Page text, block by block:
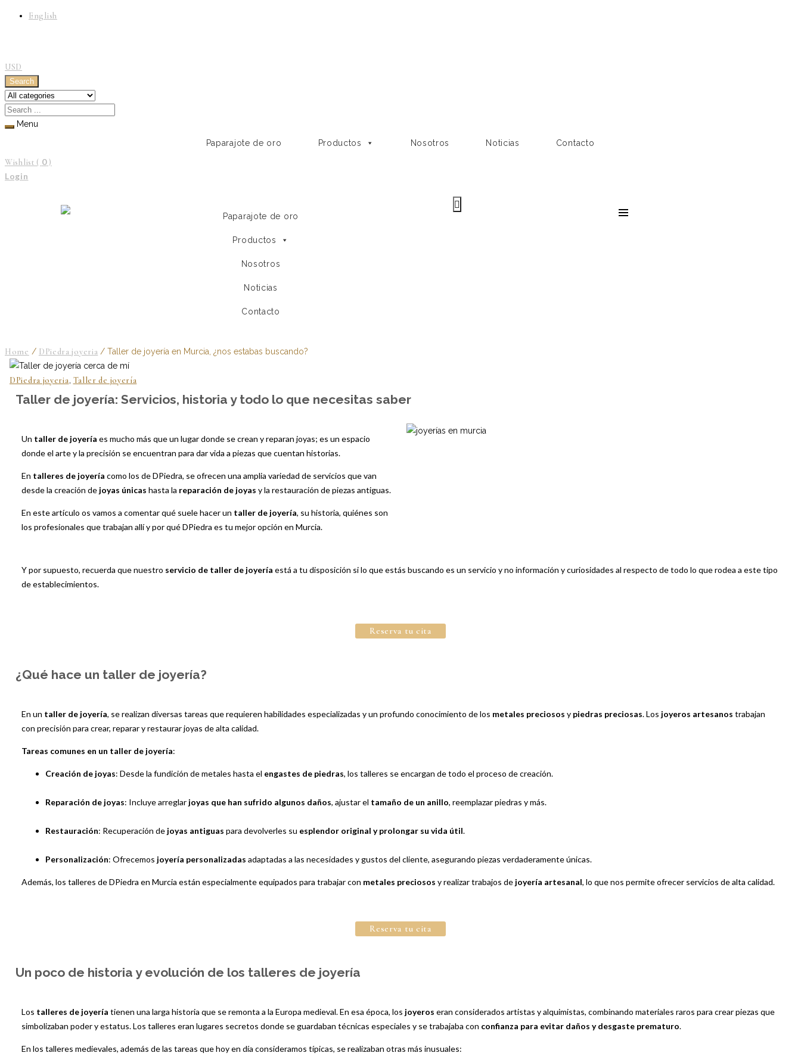
English
USD
Search
Menu
Paparajote de oro
Productos Nosotros Noticias Contacto
Wishlist ( 0)
Login
Paparajote de oro
Productos
Nosotros
Noticias
Contacto
Home / DPiedra joyeria / Taller de joyería en Murcia, ¿nos estabas buscando?
DPiedra joyeria Taller de joyería
Taller de joyería: Servicios, historia y todo lo que necesitas saber
Un taller de joyería es mucho más que un lugar donde se crean y reparan joyas; es un espacio
donde el arte y la precisión se encuentran para dar vida a piezas que cuentan historias.
En talleres de joyería como los de DPiedra, se ofrecen una amplia variedad de servicios que van
desde la creación de joyas únicas hasta la reparación de joyas y la restauración de piezas antiguas.
En este artículo os vamos a comentar qué suele hacer un taller de joyería, su historia, quiénes son
los profesionales que trabajan allí y por qué DPiedra es tu mejor opción en Murcia.
Y por supuesto, recuerda que nuestro servicio de taller de joyería está a tu disposición si lo que estás buscando es un servicio y no información y curiosidades al respecto de todo lo que rodea a este tipo
de establecimientos.
Reserva tu cita
¿Qué hace un taller de joyería?
En un taller de joyería, se realizan diversas tareas que requieren habilidades especializadas y un profundo conocimiento de los metales preciosos y piedras preciosas. Los joyeros artesanos trabajan
con precisión para crear, reparar y restaurar joyas de alta calidad.
Tareas comunes en un taller de joyería:
Creación de joyas: Desde la fundición de metales hasta el engastes de piedras, los talleres se encargan de todo el proceso de creación.
Reparación de joyas: Incluye arreglar joyas que han sufrido algunos daños, ajustar el tamaño de un anillo, reemplazar piedras y más.
Restauración: Recuperación de joyas antiguas para devolverles su esplendor original y prolongar su vida útil.
Personalización: Ofrecemos joyería personalizadas adaptadas a las necesidades y gustos del cliente, asegurando piezas verdaderamente únicas.
Además, los talleres de DPiedra en Murcia están especialmente equipados para trabajar con metales preciosos y realizar trabajos de joyería artesanal, lo que nos permite ofrecer servicios de alta calidad.
Reserva tu cita
Un poco de historia y evolución de los talleres de joyería
Los talleres de joyería tienen una larga historia que se remonta a la Europa medieval. En esa época, los joyeros eran considerados artistas y alquimistas, combinando materiales raros para crear piezas que
simbolizaban poder y estatus. Los talleres eran lugares secretos donde se guardaban técnicas especiales y se trabajaba con confianza para evitar daños y desgaste prematuro.
En los talleres medievales, además de las tareas que hoy en día consideramos típicas, se realizaban otras más inusuales: